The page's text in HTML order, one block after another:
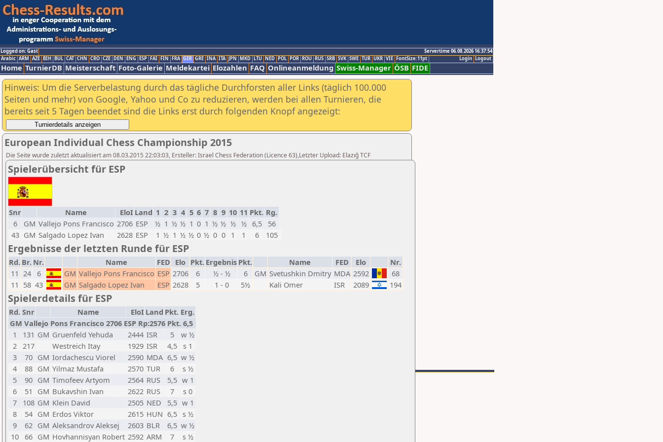
Logged on: Gast
Servertime 06.08.2026 16:37:54
Logout
Login
Arabic ARM AZE BIH BUL CAT CHN CRO CZE DEN ENG ESP FAI FIN FRA GER GRE INA ITA JPN MKD LTU NED POL POR ROU RUS SRB SVK SWE TUR UKR VIE FontSize:11pt
Home TurnierDB Meisterschaft Foto-Galerie Meldekartei Elozahlen FAQ Onlineanmeldung Swiss-Manager ÖSB FIDE
Hinweis: Um die Serverbelastung durch das tägliche Durchforsten aller Links (täglich 100.000
Seiten und mehr) von Google, Yahoo und Co zu reduzieren, werden bei allen Turnieren, die
bereits seit 5 Tagen beendet sind die Links erst durch folgenden Knopf angezeigt:
European Individual Chess Championship 2015
Die Seite wurde zuletzt aktualisiert am 08.03.2015 22:03:03, Ersteller: Israel Chess Federation (Licence 63),Letzter Upload: Elazığ TCF
Spielerübersicht für ESP
Snr Name EloI Land 1 2 3 4 5 6 7 8 9 10 11 Pkt. Rg.
6
GM Vallejo Pons Francisco 2706 ESP ½ 1 ½ ½ 1 0 1 ½ ½ ½ ½ 6,5
56
43 GM Salgado Lopez Ivan 2628 ESP 1 ½ 1 ½ ½ 0 ½ 0 0 1 1 6 105
Ergebnisse der letzten Runde für ESP
Rd. Br. Nr. Name FED Elo Pkt. Ergebnis Pkt. Name FED Elo
Nr.
11 24 6 GM Vallejo Pons Francisco ESP 2706 6 ½ - ½ 6 GM Svetushkin Dmitry MDA 2592
68
11 58 43 GM Salgado Lopez Ivan ESP 2628 5 1 - 0 5½ Kali Omer ISR 2089 194
Spielerdetails für ESP
Rd. Snr Name EloI Land Pkt. Erg.
GM Vallejo Pons Francisco 2706 ESP Rp:2576 Pkt. 6,5
1
131 GM Gruenfeld Yehuda 2444 ISR 5
w ½
2 217 Westreich Itay 1929 ISR 4,5
s 1
3
70 GM Iordachescu Viorel 2590 MDA 6,5 w ½
4
88 GM Yilmaz Mustafa 2570 TUR 6
s ½
5
90 GM Timofeev Artyom 2564 RUS 5,5 w 1
6
51 GM Bukavshin Ivan 2622 RUS 7
s 0
7
108 GM Klein David 2505 NED 5,5 w 1
8
54 GM Erdos Viktor 2615 HUN 6,5 s ½
9
62 GM Aleksandrov Aleksej 2603 BLR 6,5 w ½
10 66 GM Hovhannisyan Robert 2592 ARM 7 s ½